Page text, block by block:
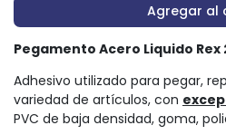
Agregar al
Pegamento Acero Liquido Rex
Adhesivo utilizado para pegar,
variedad de artículos, con
PVC de baja densidad, goma,